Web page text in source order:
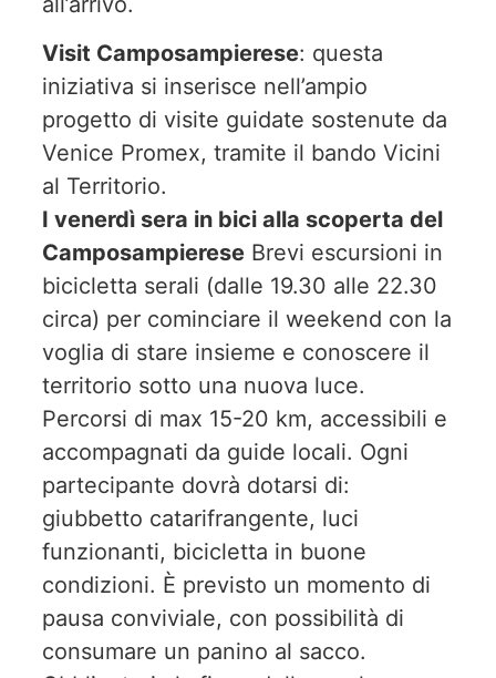
Visit Camposampierese: questa
iniziativa si inserisce nell’ampio
progetto di visite guidate sostenute da
Venice Promex, tramite il bando Vicini
al Territorio.
I venerdì sera in bici alla scoperta del
Camposampierese Brevi escursioni in
bicicletta serali (dalle 19.30 alle 22.30
circa) per cominciare il weekend con la
voglia di stare insieme e conoscere il
territorio sotto una nuova luce.
Percorsi di max 15-20 km, accessibili e
accompagnati da guide locali. Ogni
partecipante dovrà dotarsi di:
giubbetto catarifrangente, luci
funzionanti, bicicletta in buone
condizioni. È previsto un momento di
pausa conviviale, con possibilità di
consumare un panino al sacco.